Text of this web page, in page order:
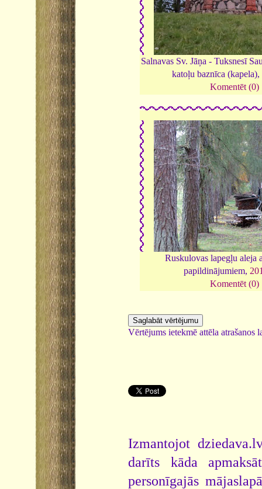
Salnavas Sv. Jāņa - Tuksnesī
katoļu baznīca (kapela),
Komentēt (0)
Ruskulovas lapegļu aleja
papildinājumiem,
Komentēt (0)
Vērtējums ietekmē attēla atrašanos
Izmantojot
darīts kāda
personīgajās